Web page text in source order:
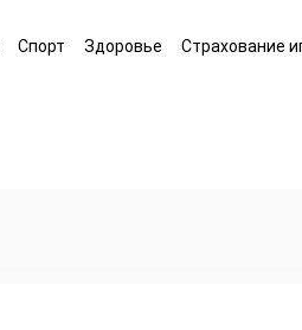
Спорт Здоровье Страхование